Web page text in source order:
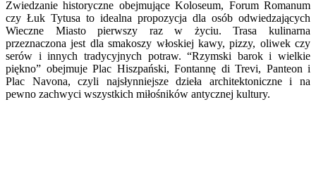
Zwiedzanie historyczne obejmujące Koloseum, Forum Romanum
czy Łuk Tytusa to idealna propozycja dla osób odwiedzających
Wieczne Miasto pierwszy raz w życiu. Trasa kulinarna
przeznaczona jest dla smakoszy włoskiej kawy, pizzy, oliwek czy
serów i innych tradycyjnych potraw. “Rzymski barok i wielkie
piękno” obejmuje Plac Hiszpański, Fontannę di Trevi, Panteon i
Plac Navona, czyli najsłynniejsze dzieła architektoniczne i na
pewno zachwyci wszystkich miłośników antycznej kultury.